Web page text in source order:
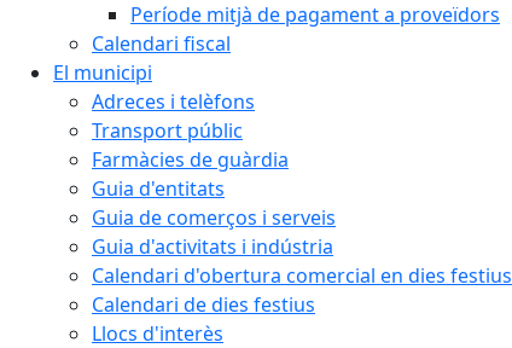
Període mitjà de pagament a proveïdors
Calendari fiscal
El municipi
Adreces i telèfons
Transport públic
Farmàcies de guàrdia
Guia d'entitats
Guia de comerços i serveis
Guia d'activitats i indústria
Calendari d'obertura comercial en dies festius
Calendari de dies festius
Llocs d'interès